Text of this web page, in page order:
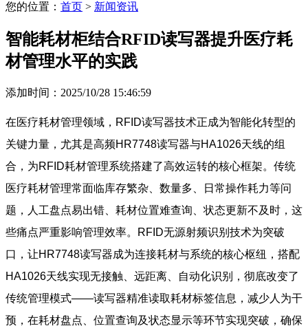
您的位置： 首页 > 新闻资讯
智能耗材柜结合RFID读写器提升医疗耗
材管理水平的实践
添加时间：2025/10/28 15:46:59
在医疗耗材管理领域，RFID读写器技术正成为智能化转型的
关键力量，尤其是高频HR7748读写器与HA1026天线的组
合，为RFID耗材管理系统搭建了高效运转的核心框架。传统
医疗耗材管理常面临库存繁杂、数量多、日常操作耗力等问
题，人工盘点易出错、耗材位置难查询、状态更新不及时，这
些痛点严重影响管理效率。RFID无源射频识别技术为突破
口，让HR7748读写器成为连接耗材与系统的核心枢纽，搭配
HA1026天线实现无接触、远距离、自动化识别，彻底改变了
传统管理模式——读写器精准读取耗材标签信息，减少人为干
预，在耗材盘点、位置查询及状态显示等环节实现突破，确保